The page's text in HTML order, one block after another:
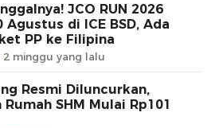
JCO RUN 2026
Agustus di ICE BSD, Ada
PP ke Filipina
2 minggu yang lalu
Resmi Diluncurkan,
SHM Mulai Rp101